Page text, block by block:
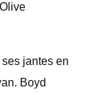
jantes en
Boyd